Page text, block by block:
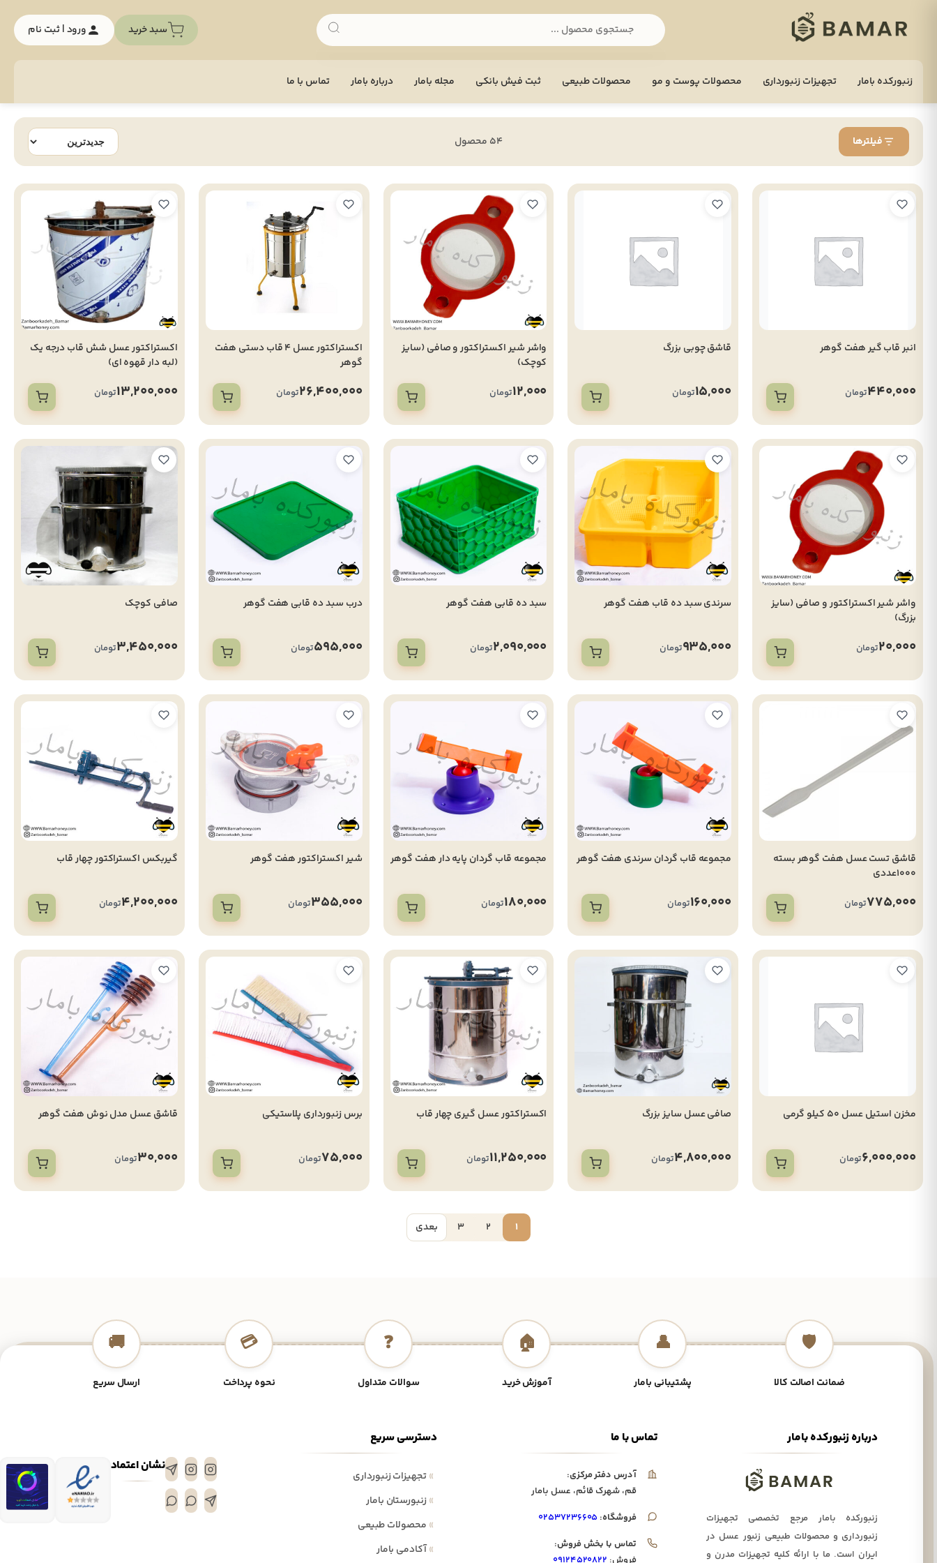
سبد خرید ورود | ثبت نام
زنبورکده بامار تجهيزات زنبورداری محصولات پوست و مو محصولات طبیعی ثبت فیش بانکی مجله بامار درباره بامار تماس با ما
فیلترها 54 محصول
انبر قاب گیر هفت گوهر
440,000تومان
قاشق چوبی بزرگ
15,000تومان
واشر شیر اکستراکتور و صافی (سایز
کوچک)
12,000تومان
اکستراکتور عسل 4 قاب دستی هفت
گوهر
26,400,000تومان
اکستراکتور عسل شش قاب درجه یک
(لبه دار قهوه ای)
13,200,000تومان
واشر شیر اکستراکتور و صافی (سایز
بزرگ)
20,000تومان
سرندی سبد ده قاب هفت گوهر
935,000تومان
سبد ده قابی هفت گوهر
2,090,000تومان
درب سبد ده قابی هفت گوهر
595,000تومان
صافی کوچک
3,450,000تومان
قاشق تست عسل هفت گوهر بسته
1000عددی
775,000تومان
مجموعه قاب گردان سرندی هفت گوهر
160,000تومان
مجموعه قاب گردان پایه دار هفت گوهر
180,000تومان
شیر اکستراکتور هفت گوهر
355,000تومان
گیربکس اکستراکتور چهار قاب
4,200,000تومان
مخزن استيل عسل 50 كيلو گرمي
6,000,000تومان
صافی عسل سایز بزرگ
4,800,000تومان
اکستراکتور عسل گیری چهار قاب
11,250,000تومان
برس زنبورداری پلاستیکی
75,000تومان
قاشق عسل مدل نوش هفت گوهر
30,000تومان
1
2
3 بعدی
🛡️
ضمانت اصالت کالا
👤
پشتیبانی بامار
🏠
آموزش خرید
❓
سوالات متداول
💳
نحوه پرداخت
🚚
ارسال سریع
نشان اعتماد
دسترسی سریع
»تجهیزات زنبورداری
»زنبورستان بامار
» محصولات طبیعی
»آکادمی بامار
تماس با ما
آدرس دفتر مرکزی:
قم، شهرک قائم، عسل بامار
فروشگاه: ۰۲۵۳۷۲۳۶۶۰۵
تماس با بخش فروش:
درباره زنبورکده بامار
زنبورکده بامار مرجع تخصصی تجهیزات
زنبورداری و محصولات طبیعی زنبور عسل در
ایران است. ما با ارائه کلیه تجهیزات مدرن و